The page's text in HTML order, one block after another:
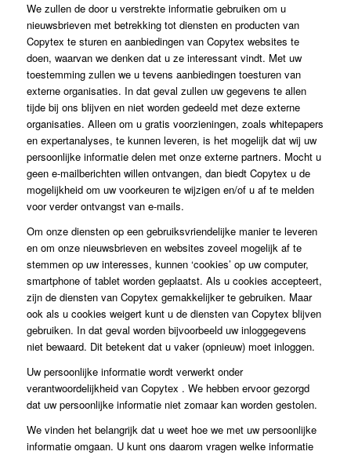
We zullen de door u verstrekte informatie gebruiken om u
nieuwsbrieven met betrekking tot diensten en producten van
Copytex te sturen en aanbiedingen van Copytex websites te
doen, waarvan we denken dat u ze interessant vindt. Met uw
toestemming zullen we u tevens aanbiedingen toesturen van
externe organisaties. In dat geval zullen uw gegevens te allen
tijde bij ons blijven en niet worden gedeeld met deze externe
organisaties. Alleen om u gratis voorzieningen, zoals whitepapers
en expertanalyses, te kunnen leveren, is het mogelijk dat wij uw
persoonlijke informatie delen met onze externe partners. Mocht u
geen e-mailberichten willen ontvangen, dan biedt Copytex u de
mogelijkheid om uw voorkeuren te wijzigen en/of u af te melden
voor verder ontvangst van e-mails.
Om onze diensten op een gebruiksvriendelijke manier te leveren
en om onze nieuwsbrieven en websites zoveel mogelijk af te
stemmen op uw interesses, kunnen ‘cookies’ op uw computer,
smartphone of tablet worden geplaatst. Als u cookies accepteert,
zijn de diensten van Copytex gemakkelijker te gebruiken. Maar
ook als u cookies weigert kunt u de diensten van Copytex blijven
gebruiken. In dat geval worden bijvoorbeeld uw inloggegevens
niet bewaard. Dit betekent dat u vaker (opnieuw) moet inloggen.
Uw persoonlijke informatie wordt verwerkt onder
verantwoordelijkheid van Copytex . We hebben ervoor gezorgd
dat uw persoonlijke informatie niet zomaar kan worden gestolen.
We vinden het belangrijk dat u weet hoe we met uw persoonlijke
informatie omgaan. U kunt ons daarom vragen welke informatie